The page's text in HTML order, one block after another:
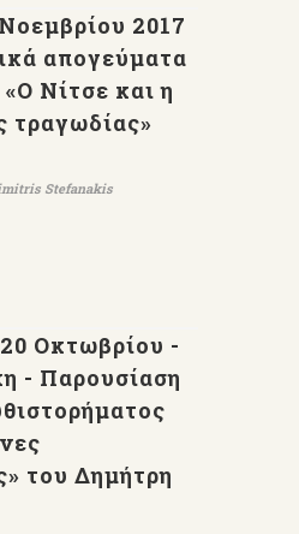
2017
απογεύματα
Νίτσε και η
τραγωδίας»
Stefanakis
Οκτωβρίου -
- Παρουσίαση
του Δημήτρη